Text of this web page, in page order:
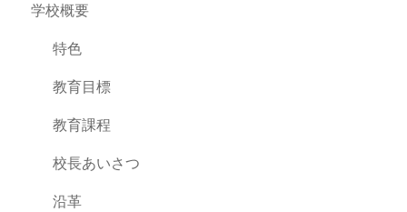
学校概要
特色
教育目標
教育課程
校長あいさつ
沿革